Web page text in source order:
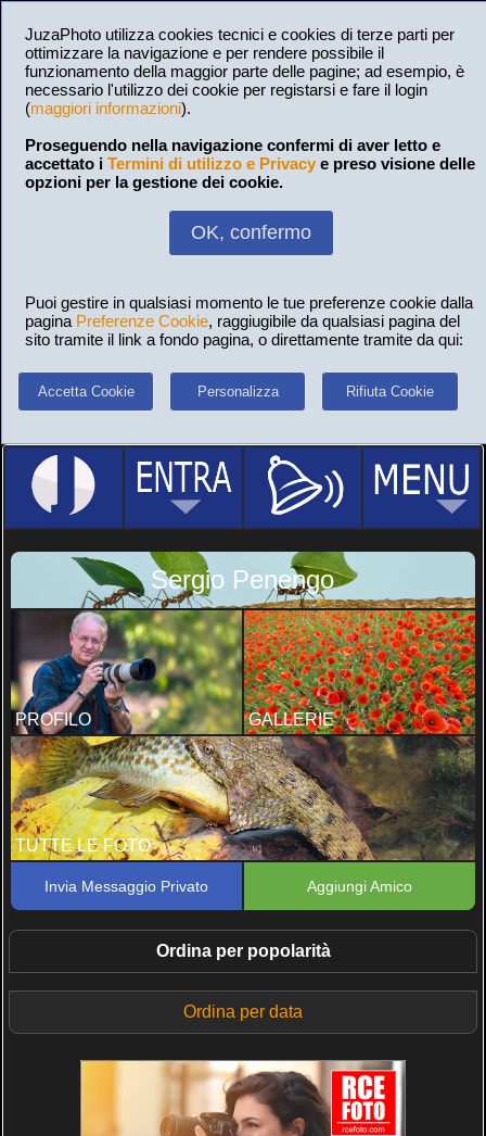
JuzaPhoto utilizza cookies tecnici e cookies di terze parti per
ottimizzare la navigazione e per rendere possibile il
funzionamento della maggior parte delle pagine; ad esempio, è
necessario l'utilizzo dei cookie per registarsi e fare il login
(maggiori informazioni).
Proseguendo nella navigazione confermi di aver letto e
accettato i Termini di utilizzo e Privacy e preso visione delle
opzioni per la gestione dei cookie.
OK, confermo
Puoi gestire in qualsiasi momento le tue preferenze cookie dalla
pagina Preferenze Cookie, raggiugibile da qualsiasi pagina del
sito tramite il link a fondo pagina, o direttamente tramite da qui:
Accetta Cookie Personalizza Rifiuta Cookie
Sergio Penengo
PROFILO GALLERIE
TUTTE LE FOTO
Invia Messaggio Privato Aggiungi Amico
Ordina per popolarità
Ordina per data